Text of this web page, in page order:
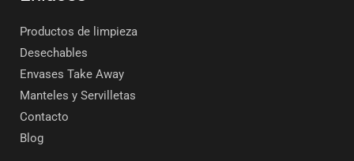
Productos de limpieza
Desechables
Envases Take Away
Manteles y Servilletas
Contacto
Blog